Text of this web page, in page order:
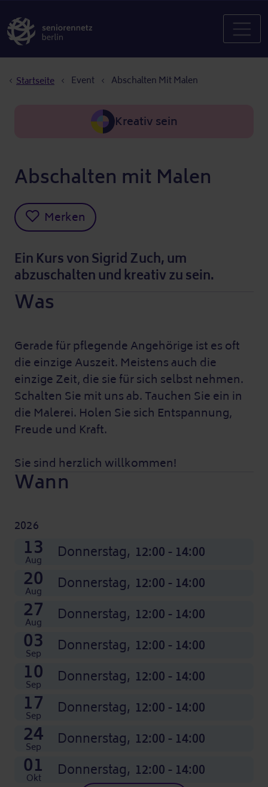
Startseite Event Abschalten Mit Malen
Kreativ sein
Abschalten mit Malen
Merken
Ein Kurs von Sigrid Zuch, um
abzuschalten und kreativ zu sein.
Was
Gerade für pflegende Angehörige ist es oft
die einzige Auszeit. Meistens auch die
einzige Zeit, die sie für sich selbst nehmen.
Schalten Sie mit uns ab. Tauchen Sie ein in
die Malerei. Holen Sie sich Entspannung,
Freude und Kraft.
Sie sind herzlich willkommen!
Wann
2026
13
Aug Donnerstag, 12:00 - 14:00
20
Aug Donnerstag, 12:00 - 14:00
27
Aug Donnerstag, 12:00 - 14:00
03
Sep Donnerstag, 12:00 - 14:00
10
Sep Donnerstag, 12:00 - 14:00
17
Sep Donnerstag, 12:00 - 14:00
24
Sep Donnerstag, 12:00 - 14:00
01
Okt Donnerstag, 12:00 - 14:00
08
Okt Donnerstag,
12:00 - 14:00
15
Okt Donnerstag,
12:00 - 14:00
22
Okt Donnerstag,
12:00 - 14:00
29
Okt Donnerstag,
12:00 - 14:00
05
Nov Donnerstag,
12:00 - 14:00
12
Nov Donnerstag,
12:00 - 14:00
19
Nov Donnerstag,
12:00 - 14:00
26
Nov Donnerstag,
12:00 - 14:00
03
Dez Donnerstag,
12:00 - 14:00
10
Dez Donnerstag,
12:00 - 14:00
17
Dez Donnerstag,
12:00 - 14:00
24
Dez Donnerstag,
12:00 - 14:00